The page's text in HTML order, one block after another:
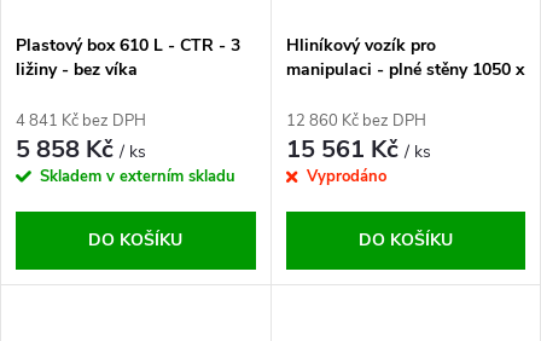
p
r
o
u
s
p
r
o
d
Plastový box 610 L - CTR - 3
ližiny - bez víka
4 841 Kč bez DPH
5 858 Kč/ ks
Skladem v externím skladu
DO KOŠÍKU
Hliníkový vozík pro
manipulaci - plné stěny 1050 x
12 860 Kč bez DPH
15 561 Kč/ ks
Vyprodáno
DO KOŠÍKU